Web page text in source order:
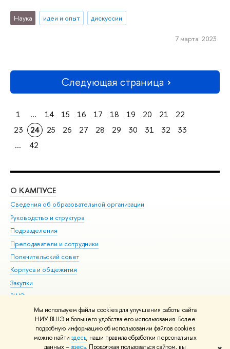
Мы используем файлы cookies для улучшения работы сайта
НИУ ВШЭ и большего удобства его использования. Более
подробную информацию об использовании файлов cookies
можно найти здесь, наши правила обработки персональных
данных –здесь. Продолжая пользоваться сайтом, вы
Наука идеи и опыт дискуссии
7 марта 2023
Следующая страница
1 ... 14 15 16 17 18 19 20 21
22
23
24 25 26 27 28 29 30 31 32
33
...
42
О КАМПУСЕ
Сведения об образовательной организации
Руководство и структура
Подразделения
Преподаватели и сотрудники
Попечительский совет
Корпуса и общежития
Закупки
ВШЭ для студентов с ограниченными возможностями
здоровья и инвалидностью
Версия для слабовидящих
Единая платежная страница